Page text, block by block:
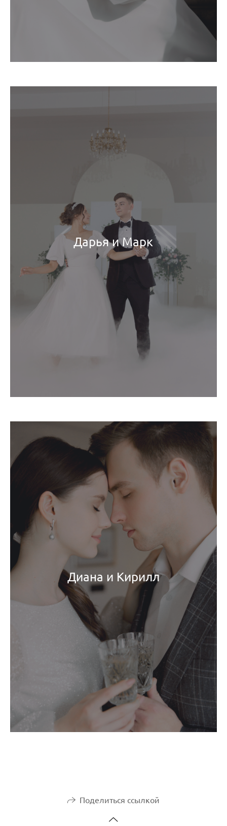
Дарья и Марк
Диана и Кирилл
Поделиться ссылкой